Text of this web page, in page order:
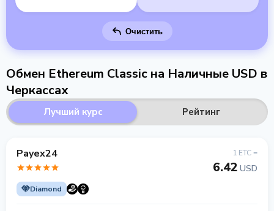
Очистить
Обмен Ethereum Classic на Наличные USD в
Черкассах
Лучший курс Рейтинг
Payex24
Diamond
1 ETC =
6.42 USD